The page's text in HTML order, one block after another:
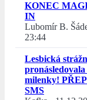
KONEC
IN
Lubomír B.
23:44
Lesbická
pronásledovala
milenky!
SMS